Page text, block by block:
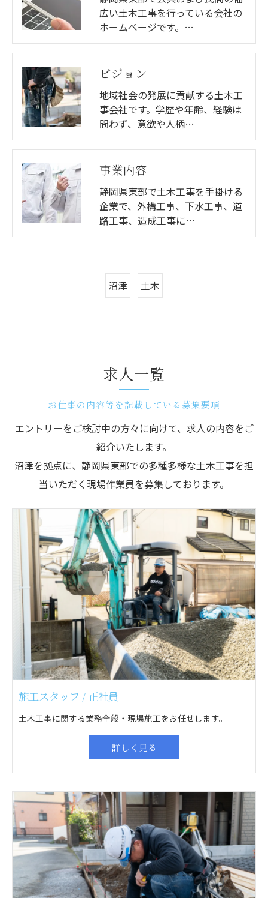
広い土木工事を行っている会社の
ホームページです。…
ビジョン
地域社会の発展に貢献する土木工
事会社です。学歴や年齢、経験は
問わず、意欲や人柄…
事業内容
静岡県東部で土木工事を手掛ける
企業で、外構工事、下水工事、道
路工事、造成工事に…
沼津 土木
求人一覧
お仕事の内容等を記載している募集要項
エントリーをご検討中の方々に向けて、求人の内容をご
紹介いたします。
沼津を拠点に、静岡県東部での多種多様な土木工事を担
当いただく現場作業員を募集しております。
施工スタッフ / 正社員
土木工事に関する業務全般・現場施工をお任せします。
詳しく見る